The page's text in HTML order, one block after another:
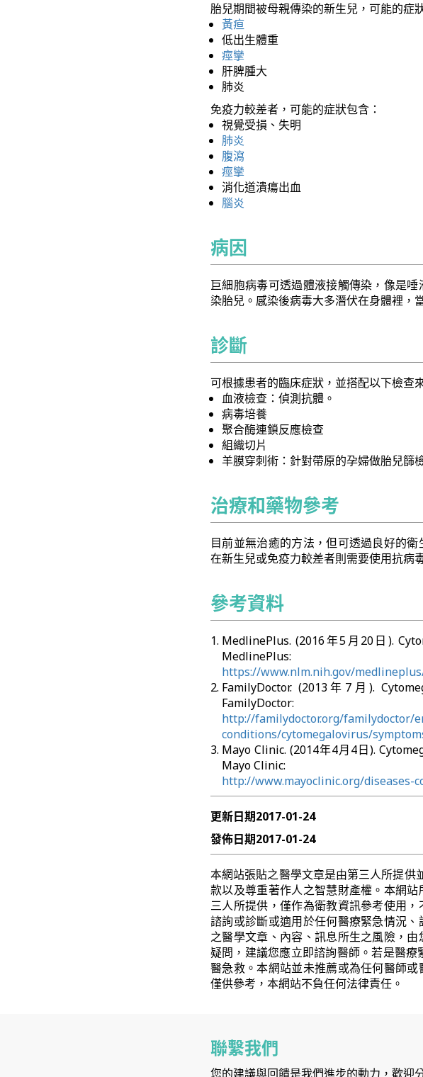
胎兒期間被母親傳染的新生兒，可能的症
黃疸
低出生體重
痙攣
肝脾腫大
肺炎
免疫力較差者，可能的症狀包含：
視覺受損、失明
肺炎
腹瀉
痙攣
消化道潰瘍出血
腦炎
病因
巨細胞病毒可透過體液接觸傳染，像是
染胎兒。感染後病毒大多潛伏在身體裡，
診斷
可根據患者的臨床症狀，並搭配以下檢查
血液檢查：偵測抗體。
病毒培養
聚合酶連鎖反應檢查
組織切片
羊膜穿刺術：針對帶原的孕婦做胎兒篩
治療和藥物參考
目前並無治癒的方法，但可透過良好的
在新生兒或免疫力較差者則需要使用抗病
參考資料
MedlinePlus. (2016年5月20日).
MedlinePlus:
https://www.nlm.nih.gov/
FamilyDoctor. (2013年7月).
FamilyDoctor:
http://familydoctor.org/familydoctor/
conditions/cytomegalovirus/
Mayo Clinic. (2014年4月4日).
Mayo Clinic:
http://www.mayoclinic.org/diseases-
更新日期2017-01-24
發佈日期2017-01-24
本網站張貼之醫學文章是由第三人所提供
款以及尊重著作人之智慧財產權。本網
三人所提供，僅作為衛教資訊參考使用
諮詢或診斷或適用於任何醫療緊急情況
之醫學文章、內容、訊息所生之風險，
疑問，建議您應立即諮詢醫師。若是醫
醫急救。本網站並未推薦或為任何醫師
僅供參考，本網站不負任何法律責任。
聯繫我們
您的建議與回饋是我們進步的動力，歡迎